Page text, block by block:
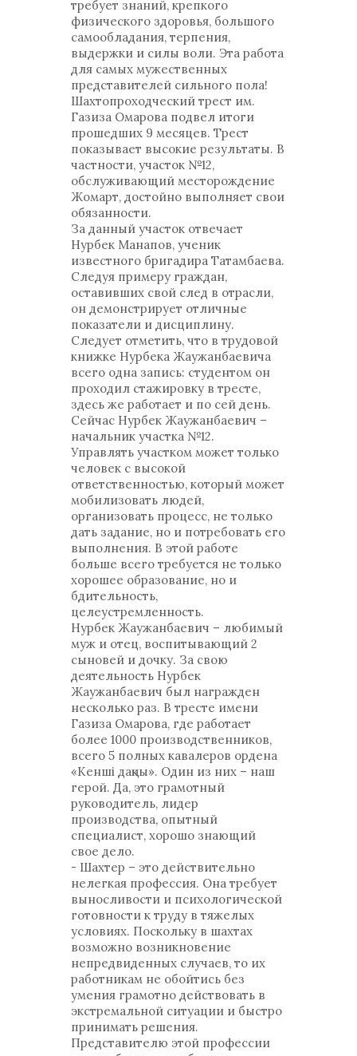
требует знаний, крепкого
физического здоровья, большого
самообладания, терпения,
выдержки и силы воли. Эта работа
для самых мужественных
представителей сильного пола!
Шахтопроходческий трест им.
Газиза Омарова подвел итоги
прошедших 9 месяцев. Трест
показывает высокие результаты. В
частности, участок №12,
обслуживающий месторождение
Жомарт, достойно выполняет свои
обязанности.
За данный участок отвечает
Нурбек Манапов, ученик
известного бригадира Татамбаева.
Следуя примеру граждан,
оставивших свой след в отрасли,
он демонстрирует отличные
показатели и дисциплину.
Следует отметить, что в трудовой
книжке Нурбека Жаужанбаевича
всего одна запись: студентом он
проходил стажировку в тресте,
здесь же работает и по сей день.
Сейчас Нурбек Жаужанбаевич –
начальник участка №12.
Управлять участком может только
человек с высокой
ответственностью, который может
мобилизовать людей,
организовать процесс, не только
дать задание, но и потребовать его
выполнения. В этой работе
больше всего требуется не только
хорошее образование, но и
бдительность,
целеустремленность.
Нурбек Жаужанбаевич – любимый
муж и отец, воспитывающий 2
сыновей и дочку. За свою
деятельность Нурбек
Жаужанбаевич был награжден
несколько раз. В тресте имени
Газиза Омарова, где работает
более 1000 производственников,
всего 5 полных кавалеров ордена
«Кенші даңқы». Один из них – наш
герой. Да, это грамотный
руководитель, лидер
производства, опытный
специалист, хорошо знающий
свое дело.
- Шахтер – это действительно
нелегкая профессия. Она требует
выносливости и психологической
готовности к труду в тяжелых
условиях. Поскольку в шахтах
возможно возникновение
непредвиденных случаев, то их
работникам не обойтись без
умения грамотно действовать в
экстремальной ситуации и быстро
принимать решения.
Представителю этой профессии